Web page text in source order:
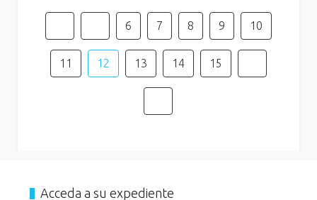
6 7 8 9 10
11 12 13 14 15
Acceda a su expediente